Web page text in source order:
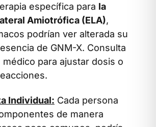
específica para la
Amiotrófica (ELA),
podrían ver alterada su
de GNM-X. Consulta
médico para ajustar dosis o
Individual: Cada persona
de manera